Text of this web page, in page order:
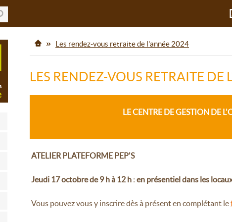
Les rendez-vous retraite de l'année 2024
LES RENDEZ-VOUS RETRAITE DE
LE CENTRE DE GESTION DE
ATELIER PLATEFORME PEP'S
Jeudi 17 octobre de 9 h à 12 h : en présentiel dans les
Vous pouvez vous y inscrire dès à présent en complétant le